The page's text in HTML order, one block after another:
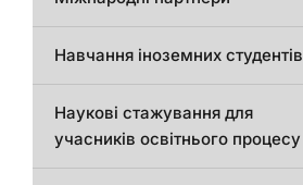
Навчання іноземних студентів
Наукові стажування для
учасників освітнього процесу